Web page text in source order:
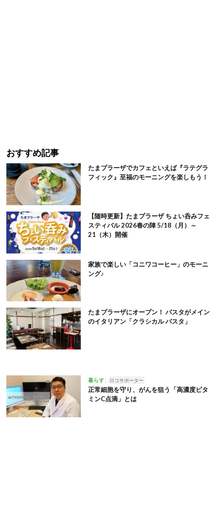
おすすめ記事
たまプラーザでカフェといえば『ラテグラ
フィック』至福のモーニングを楽しもう！
【随時更新】たまプラーザ ちょい呑みフェ
スティバル 2026春の陣 5/18（月）～
21（木）開催
家族で楽しい「コニワコーヒー」のモーニ
ング♪
たまプラーザにオープン！ パスタがメイン
のイタリアン「クラシカル パスタ」
暮らす ロコサポーター
正常細胞を守り、がんを狙う「高濃度ビタ
ミンC点滴」とは